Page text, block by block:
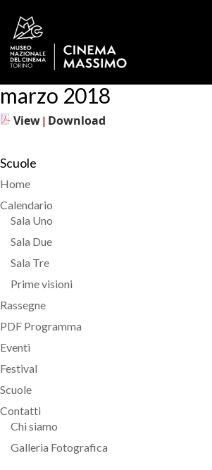
marzo 2018
View | Download
Scuole
Home
Calendario
Sala Uno
Sala Due
Sala Tre
Prime visioni
Rassegne
PDF Programma
Eventi
Festival
Scuole
Contatti
Chi siamo
Galleria Fotografica